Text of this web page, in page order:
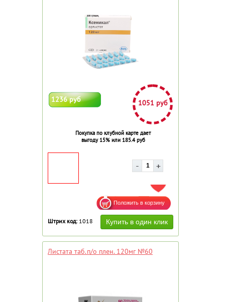
1236 руб 1051 руб
Покупка по клубной карте дает
выгоду 15% или 185.4 руб
ДОБАВИТЬ В ИЗБРАННОЕ
Штрих код: 1018
Листата таб.п/о плен. 120мг №60